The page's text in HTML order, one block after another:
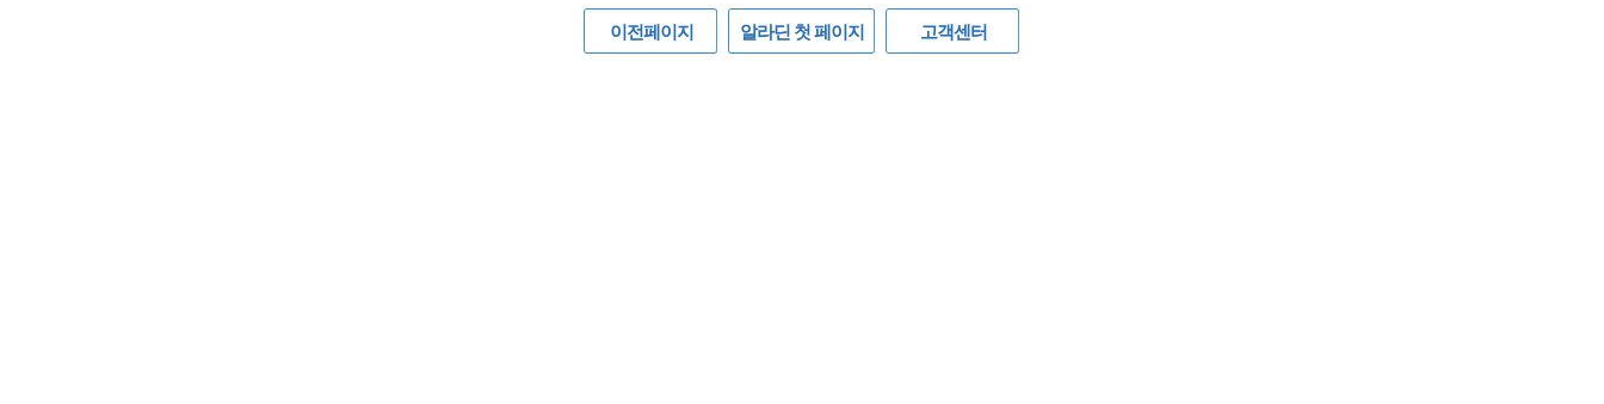
이전페이지 알라딘 첫 페이지 고객센터